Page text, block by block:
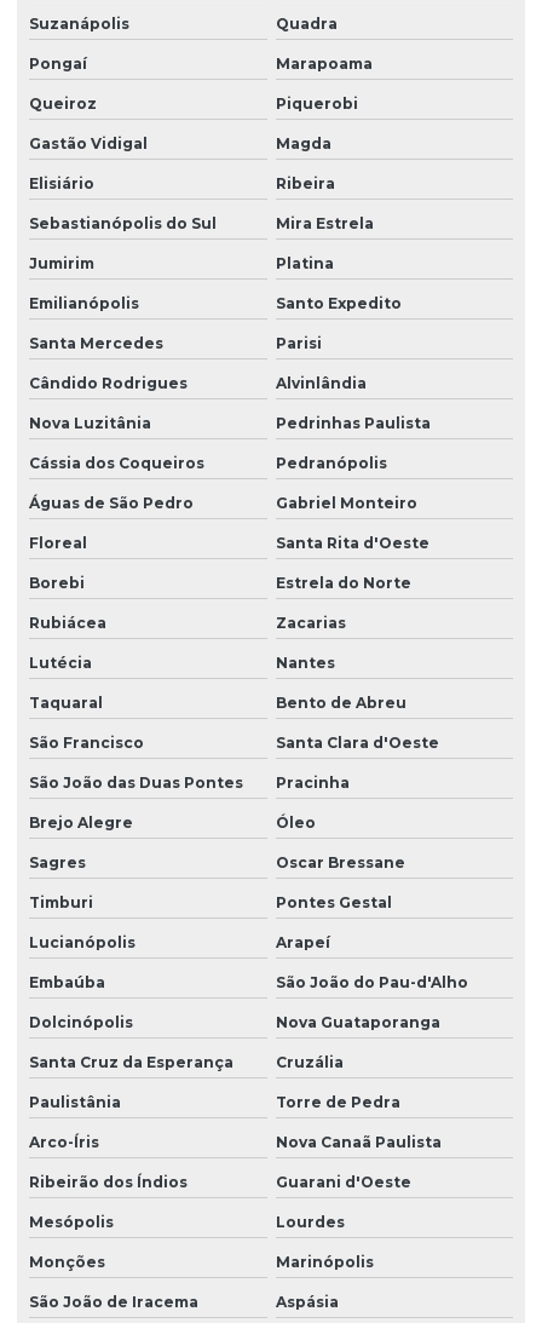
Suzanápolis Quadra
Pongaí Marapoama
Queiroz Piquerobi
Gastão Vidigal Magda
Elisiário Ribeira
Sebastianópolis do Sul Mira Estrela
Jumirim Platina
Emilianópolis Santo Expedito
Santa Mercedes Parisi
Cândido Rodrigues Alvinlândia
Nova Luzitânia Pedrinhas Paulista
Cássia dos Coqueiros Pedranópolis
Águas de São Pedro Gabriel Monteiro
Floreal Santa Rita d'Oeste
Borebi Estrela do Norte
Rubiácea Zacarias
Lutécia Nantes
Taquaral Bento de Abreu
São Francisco Santa Clara d'Oeste
São João das Duas Pontes Pracinha
Brejo Alegre Óleo
Sagres Oscar Bressane
Timburi Pontes Gestal
Lucianópolis Arapeí
Embaúba São João do Pau-d'Alho
Dolcinópolis Nova Guataporanga
Santa Cruz da Esperança Cruzália
Paulistânia Torre de Pedra
Arco-Íris Nova Canaã Paulista
Ribeirão dos Índios Guarani d'Oeste
Mesópolis Lourdes
Monções Marinópolis
São João de Iracema Aspásia